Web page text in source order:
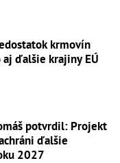
krmovín
ďalšie krajiny EÚ
potvrdil: Projekt
ďalšie
2027